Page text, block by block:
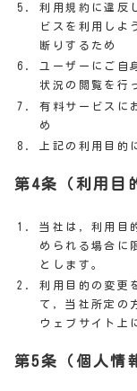
利用規約に違反
ビスを利用しよ
断りするため
ユーザーにご自
状況の閲覧を行
有料サービスに
め
上記の利用目的
第4条（利用目
当社は，利用目
められる場合に
とします。
利用目的の変更
て，当社所定の
ウェブサイト上
第5条（個人情